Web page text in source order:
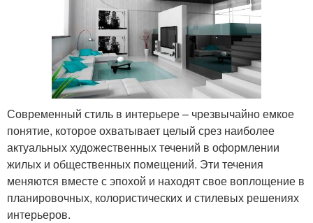
Современный стиль в интерьере – чрезвычайно емкое
понятие, которое охватывает целый срез наиболее
актуальных художественных течений в оформлении
жилых и общественных помещений. Эти течения
меняются вместе с эпохой и находят свое воплощение в
планировочных, колористических и стилевых решениях
интерьеров.